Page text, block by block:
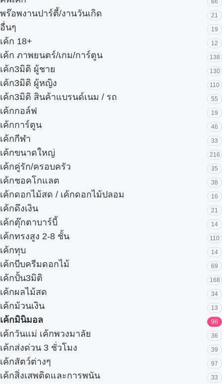
66
พร๊อพงานปาร์ตี้/งานวันเกิด 21
อื่นๆ 19
เค้ก 18+ 12
เค้ก ภาพยนตร์/เกม/การ์ตูน 138
เค้ก3มิติ ผู้ชาย 130
เค้ก3มิติ ผู้หญิง 110
เค้ก3มิติ สินค้าแบรนด์เนม / รถ 55
เค้กกอล์ฟ 19
เค้กการ์ตูน 46
เค้กกีฬา 33
เค้กขนาดใหญ่ 216
เค้กคู่รัก/ครอบครัว 35
เค้กชอคโกแลต 38
เค้กดอกไม้สด / เค้กดอกไม้ปลอม 16
เค้กดึงเงิน 21
เค้กตุ๊กตาบาร์บี้ 14
เค้กทรงสูง 2-8 ชั้น 110
เค้กทุบ 14
เค้กบีบครีมดอกไม้ 69
เค้กปั้น3มิติ 168
เค้กผลไม้สด 34
เค้กม้วนเงิน 13
เค้กมินิมอล 96
เค้กวันแม่ เค้กพวงมาลัย 36
เค้กส่งด่วน 3 ชั่วโมง 39
เค้กสัตว์ต่างๆ 97
เค้กสิ่งเสพติดและการพนัน 33